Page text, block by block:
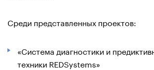
Среди представленных проектов:
«Система диагностики и
техники REDSystems»